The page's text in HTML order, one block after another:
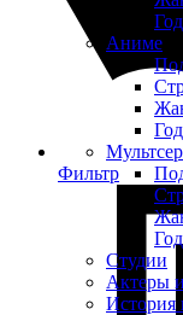
Аниме
Студии
Актеры
История
Фильтр